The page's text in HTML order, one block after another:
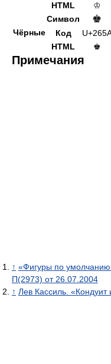
HTML
♔
Чёрные
Символ ♚
Код
HTML
♚
Примечания
↑ «Фигуры по
П(2973) от 26.07.2004
↑ Лев Кассиль.